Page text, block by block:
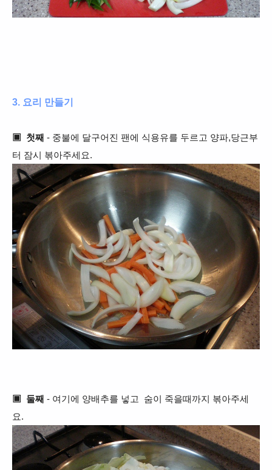
3. 요리 만들기
▣ 첫째 - 중불에 달구어진 팬에 식용유를 두르고 양파,당근부
터 잠시 볶아주세요.
▣ 둘째 - 여기에 양배추를 넣고 숨이 죽을때까지 볶아주세
요.